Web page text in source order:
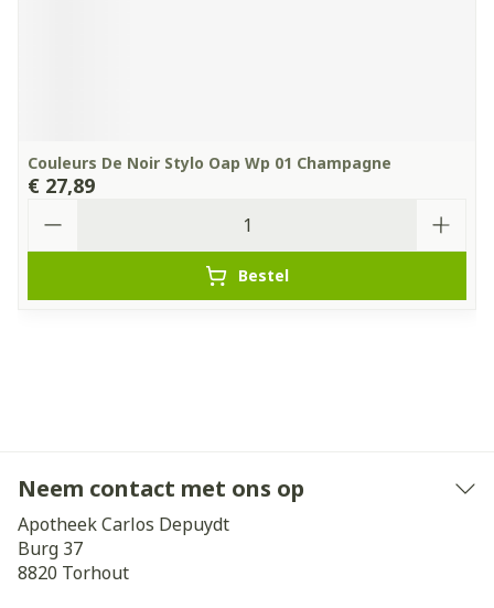
Couleurs De Noir Stylo Oap Wp 01 Champagne
€ 27,89
Bestel
Neem contact met ons op
Apotheek Carlos Depuydt
Burg 37
8820 Torhout